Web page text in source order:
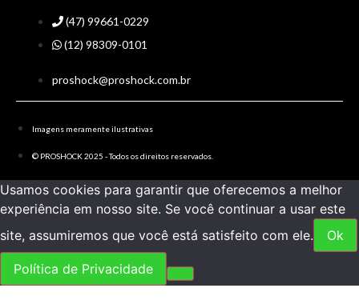
(47) 99661-0229
(12) 98309-0101
proshock@proshock.com.br
Imagens meramente ilustrativas
© PROSHOCK 2025 - Todos os direitos reservados.
Usamos cookies para garantir que oferecemos a melhor
experiência em nosso site. Se você continuar a usar este
site, assumiremos que você está satisfeito com ele.
Ok
Política de Privacidade